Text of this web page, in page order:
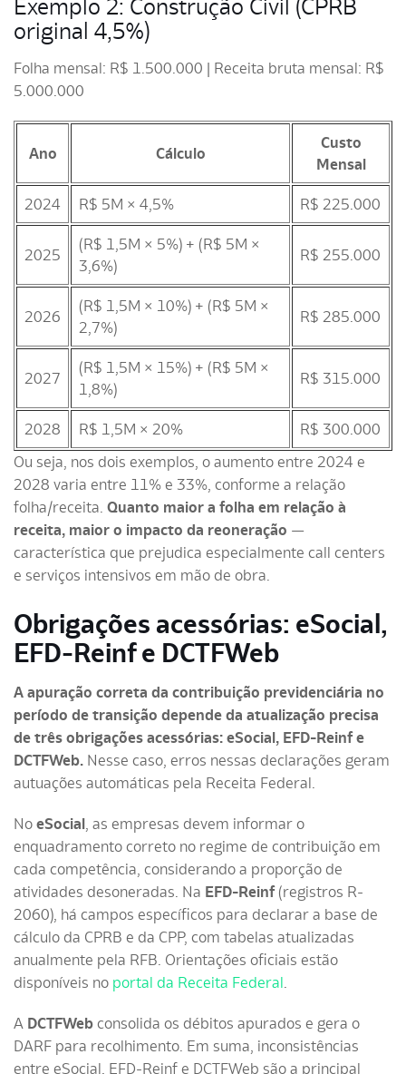
Exemplo 2: Construção Civil (CPRB
original 4,5%)
Folha mensal: R$ 1.500.000 | Receita bruta mensal: R$
5.000.000
Ano Cálculo
Custo
Mensal
2024 R$ 5M × 4,5% R$ 225.000
2025
(R$ 1,5M × 5%) + (R$ 5M ×
3,6%)
R$ 255.000
2026
(R$ 1,5M × 10%) + (R$ 5M ×
2,7%)
R$ 285.000
2027
(R$ 1,5M × 15%) + (R$ 5M ×
1,8%)
R$ 315.000
2028 R$ 1,5M × 20%
R$ 300.000
Ou seja, nos dois exemplos, o aumento entre 2024 e
2028 varia entre 11% e 33%, conforme a relação
folha/receita. Quanto maior a folha em relação à
receita, maior o impacto da reoneração —
característica que prejudica especialmente call centers
e serviços intensivos em mão de obra.
Obrigações acessórias: eSocial,
EFD-Reinf e DCTFWeb
A apuração correta da contribuição previdenciária no
período de transição depende da atualização precisa
de três obrigações acessórias: eSocial, EFD-Reinf e
DCTFWeb. Nesse caso, erros nessas declarações geram
autuações automáticas pela Receita Federal.
No eSocial, as empresas devem informar o
enquadramento correto no regime de contribuição em
cada competência, considerando a proporção de
atividades desoneradas. Na EFD-Reinf(registros R-
2060), há campos específicos para declarar a base de
cálculo da CPRB e da CPP, com tabelas atualizadas
anualmente pela RFB. Orientações oficiais estão
disponíveis no portal da Receita Federal.
A DCTFWeb consolida os débitos apurados e gera o
DARF para recolhimento. Em suma, inconsistências
entre eSocial, EFD-Reinf e DCTFWeb são a principal